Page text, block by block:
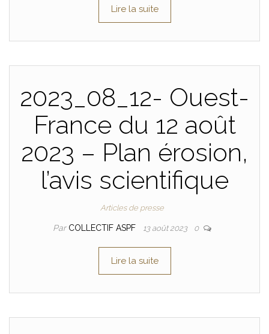
Lire la suite
2023_08_12- Ouest-
France du 12 août
2023 – Plan érosion,
l’avis scientifique
Articles de presse
Par COLLECTIF ASPF 13 août 2023 0
Lire la suite